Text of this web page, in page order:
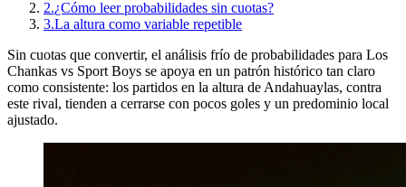
2.¿Cómo leer probabilidades sin cuotas?
3.La altura como variable repetible
Sin cuotas que convertir, el análisis frío de probabilidades para Los
Chankas vs Sport Boys se apoya en un patrón histórico tan claro
como consistente: los partidos en la altura de Andahuaylas, contra
este rival, tienden a cerrarse con pocos goles y un predominio local
ajustado.